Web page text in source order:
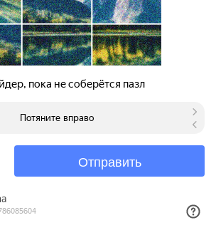
Помощь
Карта сайта
- система поиска запчастей,
2010-2026 Все права защищены